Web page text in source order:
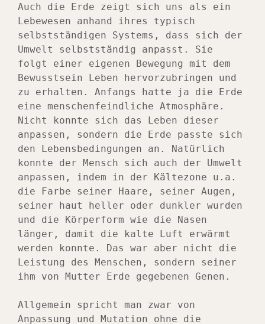
Auch die Erde zeigt sich uns als ein
Lebewesen anhand ihres typisch
selbstständigen Systems, dass sich der
Umwelt selbstständig anpasst. Sie
folgt einer eigenen Bewegung mit dem
Bewusstsein Leben hervorzubringen und
zu erhalten. Anfangs hatte ja die Erde
eine menschenfeindliche Atmosphäre.
Nicht konnte sich das Leben dieser
anpassen, sondern die Erde passte sich
den Lebensbedingungen an. Natürlich
konnte der Mensch sich auch der Umwelt
anpassen, indem in der Kältezone u.a.
die Farbe seiner Haare, seiner Augen,
seiner haut heller oder dunkler wurden
und die Körperform wie die Nasen
länger, damit die kalte Luft erwärmt
werden konnte. Das war aber nicht die
Leistung des Menschen, sondern seiner
ihm von Mutter Erde gegebenen Genen.
Allgemein spricht man zwar von
Anpassung und Mutation ohne die